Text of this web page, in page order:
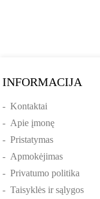
INFORMACIJA
-Kontaktai
- Apie įmonę
-Pristatymas
- Apmokėjimas
-Privatumo politika
-Taisyklės ir sąlygos